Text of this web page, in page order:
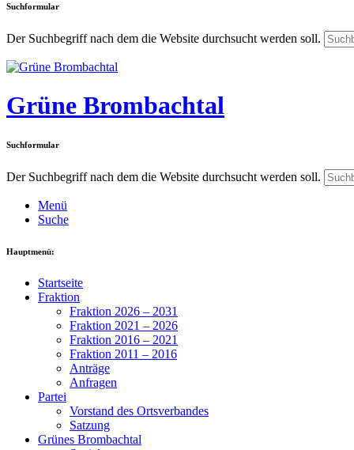
Suchformular
Der Suchbegriff nach dem die Website durchsucht werden soll.
Grüne Brombachtal
Suchformular
Der Suchbegriff nach dem die Website durchsucht werden soll.
Menü
Suche
Hauptmenü:
Startseite
Fraktion
Fraktion 2026 – 2031
Fraktion 2021 – 2026
Fraktion 2016 – 2021
Fraktion 2011 – 2016
Anträge
Anfragen
Partei
Vorstand des Ortsverbandes
Satzung
Grünes Brombachtal